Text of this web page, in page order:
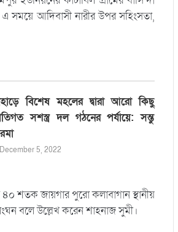
সময়ে আদিবাসী নারীর উপর সহিংসতা,
বিশেষ মহলের দ্বারা আরো কিছু
সশস্ত্র দল গঠনের পর্যায়ে: সন্তু
December 5, 2022
৪০ শতক জায়গার পুরো কলাবাগান স্থানীয়
বলে উল্লেখ করেন শাহনাজ সুমী।